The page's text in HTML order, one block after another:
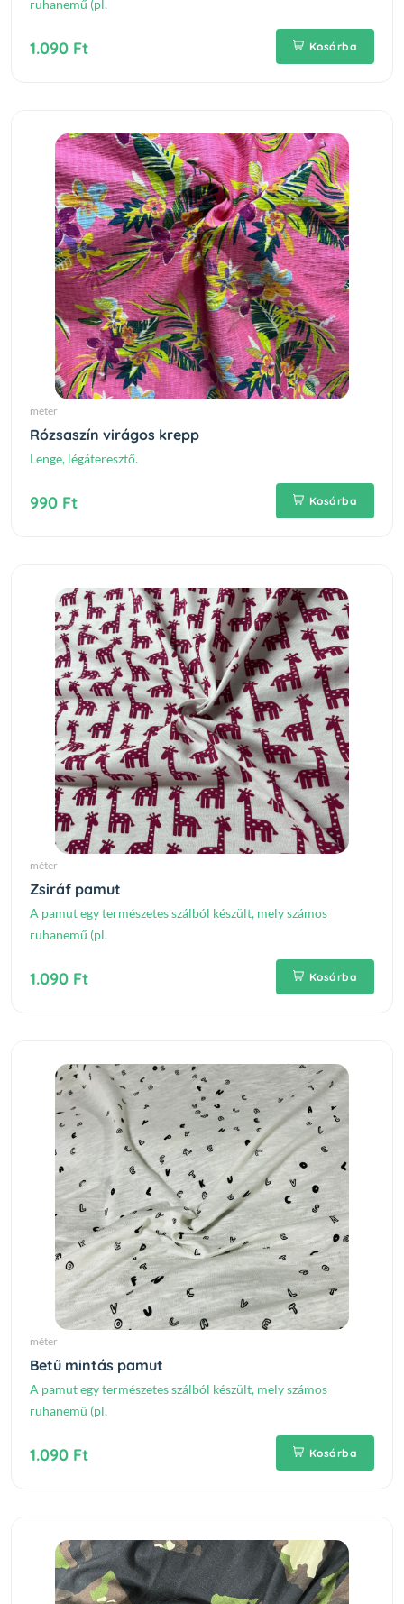
ruhanemű (pl.
1.090 Ft Kosárba
méter
Rózsaszín virágos krepp
Lenge, légáteresztő.
990 Ft Kosárba
méter
Zsiráf pamut
A pamut egy természetes szálból készült, mely számos
ruhanemű (pl.
1.090 Ft Kosárba
méter
Betű mintás pamut
A pamut egy természetes szálból készült, mely számos
ruhanemű (pl.
1.090 Ft Kosárba